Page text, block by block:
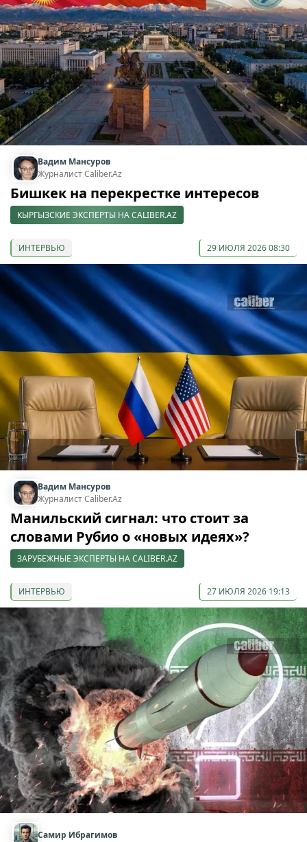
Вадим Мансуров
Журналист Caliber.Az
Бишкек на перекрестке интересов
КЫРГЫЗСКИЕ ЭКСПЕРТЫ НА CALIBER.AZ
ИНТЕРВЬЮ 29 ИЮЛЯ 2026 08:30
Вадим Мансуров
Журналист Caliber.Az
Манильский сигнал: что стоит за
словами Рубио о «новых идеях»?
ЗАРУБЕЖНЫЕ ЭКСПЕРТЫ НА CALIBER.AZ
ИНТЕРВЬЮ 27 ИЮЛЯ 2026 19:13
Самир Ибрагимов